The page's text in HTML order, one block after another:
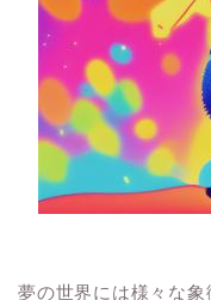
夢の世界には様々な